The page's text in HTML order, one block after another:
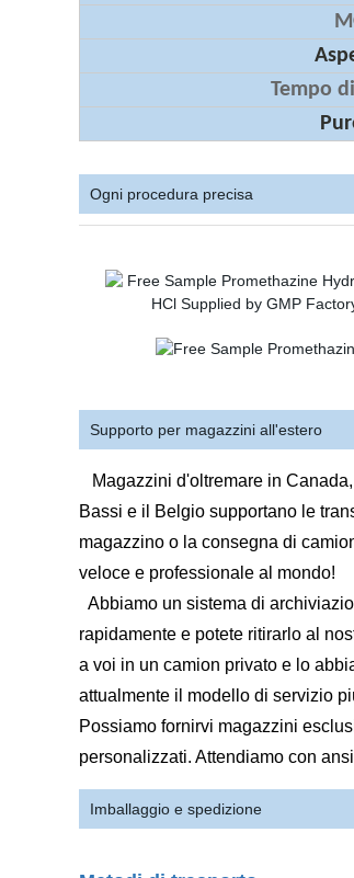
Tempo
Ogni procedura precisa
Supporto per magazzini all'estero
Magazzini d'oltremare in
Bassi e il Belgio supportano le
magazzino o la consegna di
veloce e professionale al mondo!
Abbiamo un sistema di
rapidamente e potete ritirarlo al
a voi in un camion privato e lo
attualmente il modello di servizio
Possiamo fornirvi magazzini
personalizzati. Attendiamo con
Imballaggio e spedizione